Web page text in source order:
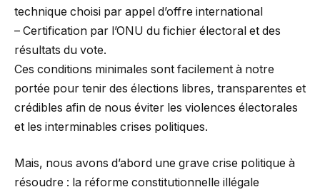
technique choisi par appel d’offre international
– Certification par l’ONU du fichier électoral et des
résultats du vote.
Ces conditions minimales sont facilement à notre
portée pour tenir des élections libres, transparentes et
crédibles afin de nous éviter les violences électorales
et les interminables crises politiques.
Mais, nous avons d’abord une grave crise politique à
résoudre : la réforme constitutionnelle illégale